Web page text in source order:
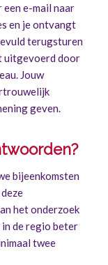
een e-mail naar
en je ontvangt
terugsturen
uitgevoerd door
Jouw
geven.
bijeenkomsten
het onderzoek
in de regio beter
twee